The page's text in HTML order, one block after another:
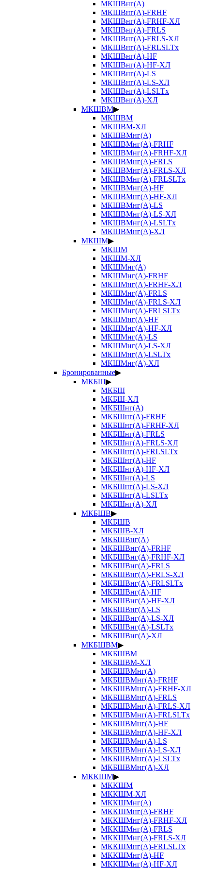
МКШВнг(А)
МКШВнг(А)-FRHF
МКШВнг(А)-FRHF-ХЛ
МКШВнг(А)-FRLS
МКШВнг(А)-FRLS-ХЛ
МКШВнг(А)-FRLSLTx
МКШВнг(А)-HF
МКШВнг(А)-HF-ХЛ
МКШВнг(А)-LS
МКШВнг(А)-LS-ХЛ
МКШВнг(А)-LSLTx
МКШВнг(А)-ХЛ
МКШВМ▶
МКШВМ
МКШВМ-ХЛ
МКШВМнг(А)
МКШВМнг(А)-FRHF
МКШВМнг(А)-FRHF-ХЛ
МКШВМнг(А)-FRLS
МКШВМнг(А)-FRLS-ХЛ
МКШВМнг(А)-FRLSLTx
МКШВМнг(А)-HF
МКШВМнг(А)-HF-ХЛ
МКШВМнг(А)-LS
МКШВМнг(А)-LS-ХЛ
МКШВМнг(А)-LSLTx
МКШВМнг(А)-ХЛ
МКШМ▶
МКШМ
МКШМ-ХЛ
МКШМнг(А)
МКШМнг(А)-FRHF
МКШМнг(А)-FRHF-ХЛ
МКШМнг(А)-FRLS
МКШМнг(А)-FRLS-ХЛ
МКШМнг(А)-FRLSLTx
МКШМнг(А)-HF
МКШМнг(А)-HF-ХЛ
МКШМнг(А)-LS
МКШМнг(А)-LS-ХЛ
МКШМнг(А)-LSLTx
МКШМнг(А)-ХЛ
Бронированные▶
МКБШ▶
МКБШ
МКБШ-ХЛ
МКБШнг(А)
МКБШнг(А)-FRHF
МКБШнг(А)-FRHF-ХЛ
МКБШнг(А)-FRLS
МКБШнг(А)-FRLS-ХЛ
МКБШнг(А)-FRLSLTx
МКБШнг(А)-HF
МКБШнг(А)-HF-ХЛ
МКБШнг(А)-LS
МКБШнг(А)-LS-ХЛ
МКБШнг(А)-LSLTx
МКБШнг(А)-ХЛ
МКБШВ▶
МКБШВ
МКБШВ-ХЛ
МКБШВнг(А)
МКБШВнг(А)-FRHF
МКБШВнг(А)-FRHF-ХЛ
МКБШВнг(А)-FRLS
МКБШВнг(А)-FRLS-ХЛ
МКБШВнг(А)-FRLSLTx
МКБШВнг(А)-HF
МКБШВнг(А)-HF-ХЛ
МКБШВнг(А)-LS
МКБШВнг(А)-LS-ХЛ
МКБШВнг(А)-LSLTx
МКБШВнг(А)-ХЛ
МКБШВМ▶
МКБШВМ
МКБШВМ-ХЛ
МКБШВМнг(А)
МКБШВМнг(А)-FRHF
МКБШВМнг(А)-FRHF-ХЛ
МКБШВМнг(А)-FRLS
МКБШВМнг(А)-FRLS-ХЛ
МКБШВМнг(А)-FRLSLTx
МКБШВМнг(А)-HF
МКБШВМнг(А)-HF-ХЛ
МКБШВМнг(А)-LS
МКБШВМнг(А)-LS-ХЛ
МКБШВМнг(А)-LSLTx
МКБШВМнг(А)-ХЛ
МККШМ▶
МККШМ
МККШМ-ХЛ
МККШМнг(А)
МККШМнг(А)-FRHF
МККШМнг(А)-FRHF-ХЛ
МККШМнг(А)-FRLS
МККШМнг(А)-FRLS-ХЛ
МККШМнг(А)-FRLSLTx
МККШМнг(А)-HF
МККШМнг(А)-HF-ХЛ